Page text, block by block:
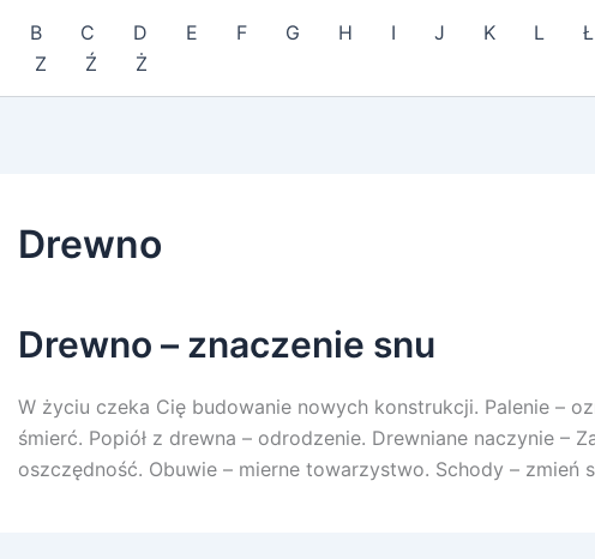
B C D E F G H I J K L Ł
Z Ź Ż
Drewno
Drewno – znaczenie snu
W życiu czeka Cię budowanie nowych konstrukcji. Palenie –
śmierć. Popiół z drewna – odrodzenie. Drewniane naczynie –
oszczędność. Obuwie – mierne towarzystwo. Schody – zmień